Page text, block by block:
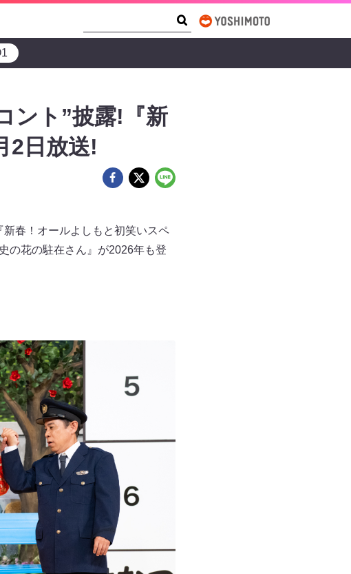
ント”披露!『新
2日放送!
春！オールよしもと初笑いスペ
の花の駐在さん』が2026年も登